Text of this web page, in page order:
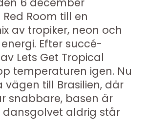
Room till en
av tropiker, neon och
Efter succé-
Lets Get Tropical
temperaturen igen. Nu
vägen till Brasilien, där
snabbare, basen är
dansgolvet aldrig står